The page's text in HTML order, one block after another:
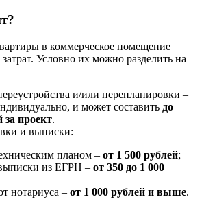
в коммерческое помещение
Условно их можно разделить на
и/или перепланировки –
и может составить до
за проект.
и выписки:
планом – от 1 500 рублей;
из ЕГРН – от 350 до 1 000
нотариуса – от 1 000 рублей и выше.